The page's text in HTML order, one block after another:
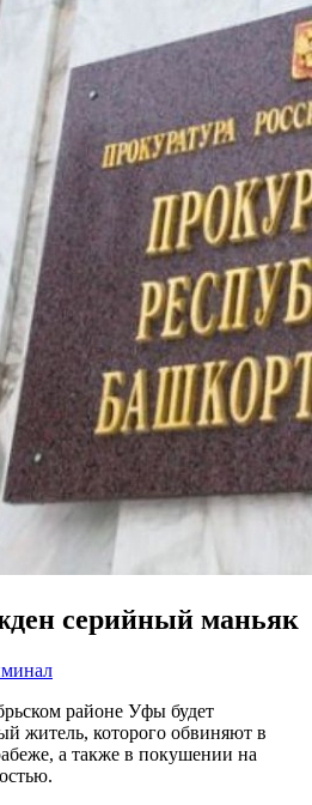
серийный маньяк
районе Уфы будет
житель, которого обвиняют в
а также в покушении на